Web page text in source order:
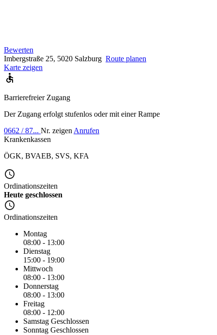
Bewerten
Imbergstraße 25, 5020 Salzburg Route planen
Karte zeigen
Barrierefreier Zugang
Der Zugang erfolgt stufenlos oder mit einer Rampe
0662 / 87... Nr. zeigen Anrufen
Krankenkassen
ÖGK, BVAEB, SVS, KFA
Ordinationszeiten
Heute geschlossen
Ordinationszeiten
Montag
08:00 - 13:00
Dienstag
15:00 - 19:00
Mittwoch
08:00 - 13:00
Donnerstag
08:00 - 13:00
Freitag
08:00 - 12:00
Samstag Geschlossen
Sonntag Geschlossen